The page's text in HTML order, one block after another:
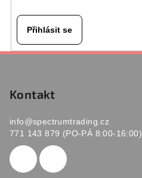
Přihlásit se
Kontakt
info@spectrumtrading.cz
771 143 879 (PO-PÁ 8:00-16:00)